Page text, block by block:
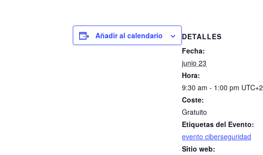
Añadir al calendario
DETALLES
Fecha:
junio 23
Hora:
9:30 am - 1:00 pm UTC+2
Coste:
Gratuito
Etiquetas del Evento:
evento ciberseguridad
Sitio web: